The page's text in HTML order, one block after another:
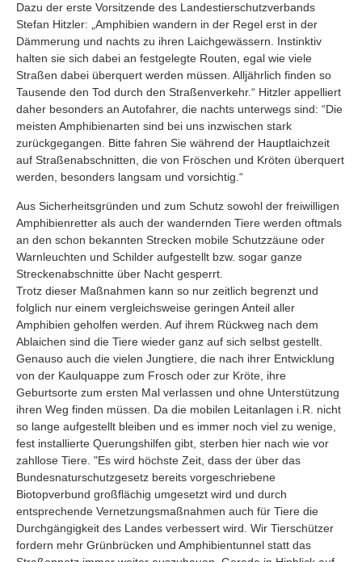
Dazu der erste Vorsitzende des Landestierschutzverbands
Stefan Hitzler: „Amphibien wandern in der Regel erst in der
Dämmerung und nachts zu ihren Laichgewässern. Instinktiv
halten sie sich dabei an festgelegte Routen, egal wie viele
Straßen dabei überquert werden müssen. Alljährlich finden so
Tausende den Tod durch den Straßenverkehr.“ Hitzler appelliert
daher besonders an Autofahrer, die nachts unterwegs sind: “Die
meisten Amphibienarten sind bei uns inzwischen stark
zurückgegangen. Bitte fahren Sie während der Hauptlaichzeit
auf Straßenabschnitten, die von Fröschen und Kröten überquert
werden, besonders langsam und vorsichtig.“
Aus Sicherheitsgründen und zum Schutz sowohl der freiwilligen
Amphibienretter als auch der wandernden Tiere werden oftmals
an den schon bekannten Strecken mobile Schutzzäune oder
Warnleuchten und Schilder aufgestellt bzw. sogar ganze
Streckenabschnitte über Nacht gesperrt.
Trotz dieser Maßnahmen kann so nur zeitlich begrenzt und
folglich nur einem vergleichsweise geringen Anteil aller
Amphibien geholfen werden. Auf ihrem Rückweg nach dem
Ablaichen sind die Tiere wieder ganz auf sich selbst gestellt.
Genauso auch die vielen Jungtiere, die nach ihrer Entwicklung
von der Kaulquappe zum Frosch oder zur Kröte, ihre
Geburtsorte zum ersten Mal verlassen und ohne Unterstützung
ihren Weg finden müssen. Da die mobilen Leitanlagen i.R. nicht
so lange aufgestellt bleiben und es immer noch viel zu wenige,
fest installierte Querungshilfen gibt, sterben hier nach wie vor
zahllose Tiere. "Es wird höchste Zeit, dass der über das
Bundesnaturschutzgesetz bereits vorgeschriebene
Biotopverbund großflächig umgesetzt wird und durch
entsprechende Vernetzungsmaßnahmen auch für Tiere die
Durchgängigkeit des Landes verbessert wird. Wir Tierschützer
fordern mehr Grünbrücken und Amphibientunnel statt das